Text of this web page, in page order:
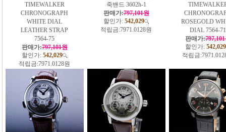
TIMEWALKER
CHRONOGRAPH
WHITE DIAL
LEATHER STRAP
7564-75
판매가:797,101원
할인가: 542,029
적립금:7971.0128원
죽밴드 3602h-1
판매가:797,101원
할인가: 542,029
적립금:7971.0128원
ROSEGOLD
DIAL 7564-71
판매가:
할인가: 542,029
적립금: